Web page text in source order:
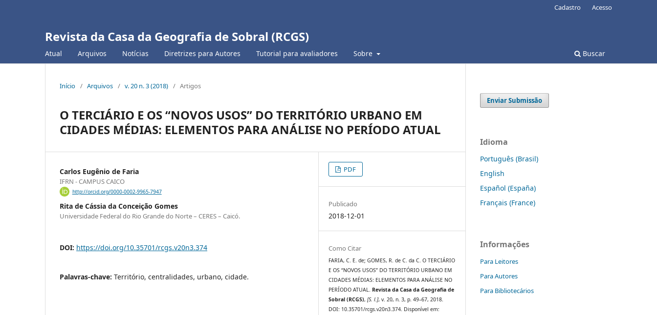
Revista da Casa da Geografia de Sobral (RCGS)
Atual Arquivos Notícias Diretrizes para Autores Tutorial para avaliadores Sobre Buscar
Cadastro Acesso
Início / Arquivos / v. 20 n. 3 (2018) / Artigos
O TERCIÁRIO E OS “NOVOS USOS” DO TERRITÓRIO URBANO EM
CIDADES MÉDIAS: ELEMENTOS PARA ANÁLISE NO PERÍODO ATUAL
Carlos Eugênio de Faria
IFRN - CAMPUS CAICO
http://orcid.org/0000-0002-9965-7947
Rita de Cássia da Conceição Gomes
Universidade Federal do Rio Grande do Norte – CERES – Caicó.
DOI: https://doi.org/10.35701/rcgs.v20n3.374
Palavras-chave: Território, centralidades, urbano, cidade.
PDF
Publicado
2018-12-01
Como Citar
FARIA, C. E. de; GOMES, R. de C. da C. O TERCIÁRIO
E OS “NOVOS USOS” DO TERRITÓRIO URBANO EM
CIDADES MÉDIAS: ELEMENTOS PARA ANÁLISE NO
PERÍODO ATUAL. Revista da Casa da Geografia de
Sobral (RCGS),[S. l.], v. 20, n. 3, p. 49–67, 2018.
DOI: 10.35701/rcgs.v20n3.374. Disponível em:
Enviar Submissão
Idioma
Português (Brasil)
English
Español (España)
Français (France)
Informações
Para Leitores
Para Autores
Para Bibliotecários